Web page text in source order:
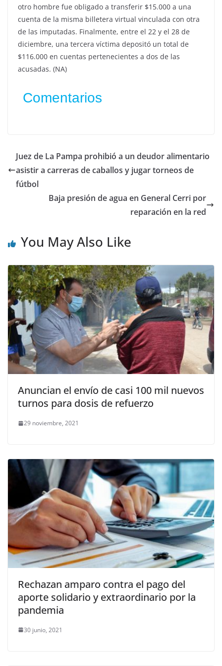
otro hombre fue obligado a transferir $15.000 a una
cuenta de la misma billetera virtual vinculada con otra
de las imputadas. Finalmente, entre el 22 y el 28 de
diciembre, una tercera víctima depositó un total de
$116.000 en cuentas pertenecientes a dos de las
acusadas. (NA)
Comentarios
Juez de La Pampa prohibió a un deudor alimentario
asistir a carreras de caballos y jugar torneos de
fútbol
Baja presión de agua en General Cerri por
reparación en la red
You May Also Like
Anuncian el envío de casi 100 mil nuevos
turnos para dosis de refuerzo
29 noviembre, 2021
Rechazan amparo contra el pago del
aporte solidario y extraordinario por la
pandemia
30 junio, 2021